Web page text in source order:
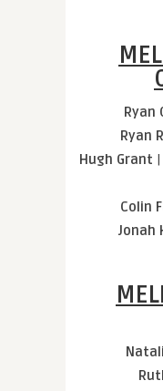
Ryan
Ryan
Hugh Grant |
Colin
Jonah